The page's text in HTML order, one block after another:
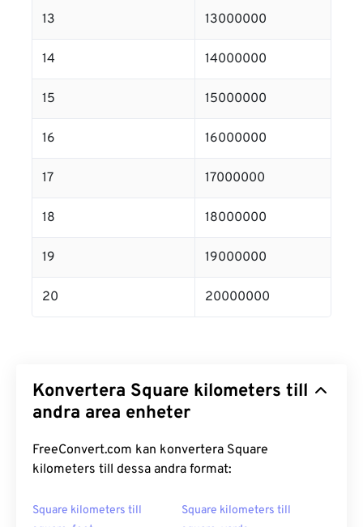
13 13000000
14 14000000
15 15000000
16 16000000
17 17000000
18 18000000
19 19000000
20 20000000
Konvertera Square kilometers till
andra area enheter
FreeConvert.com kan konvertera Square
kilometers till dessa andra format:
Square kilometers till
Square kilometers till